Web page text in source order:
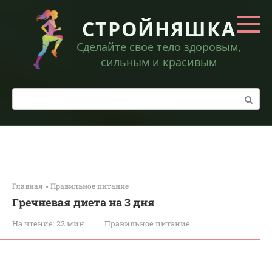
контенту
СТРОЙНЯШКА
Сделайте свое тело здоровым,
сильным и красивым
Поиск:
Главная » Правильное питание
Гречневая диета на 3 дня
На чтение: 22 мин Правильное питание